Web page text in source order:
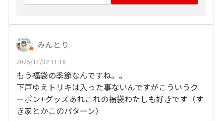
みんとり
2025/11/02 11:18
もう福袋の季節なんですね。。
下戸ゆえトリキは入った事ないんですがこういうク
ーポン+グッズあれこれの福袋わたしも好きです（す
き家とかこのパターン）